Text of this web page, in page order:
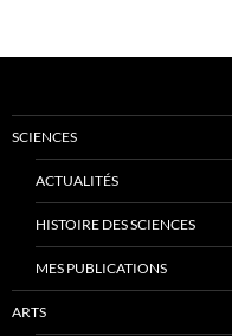
SCIENCES
ACTUALITÉS
HISTOIRE DES SCIENCES
MES PUBLICATIONS
ARTS